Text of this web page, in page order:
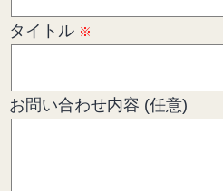
タイトル ※
お問い合わせ内容 (任意)